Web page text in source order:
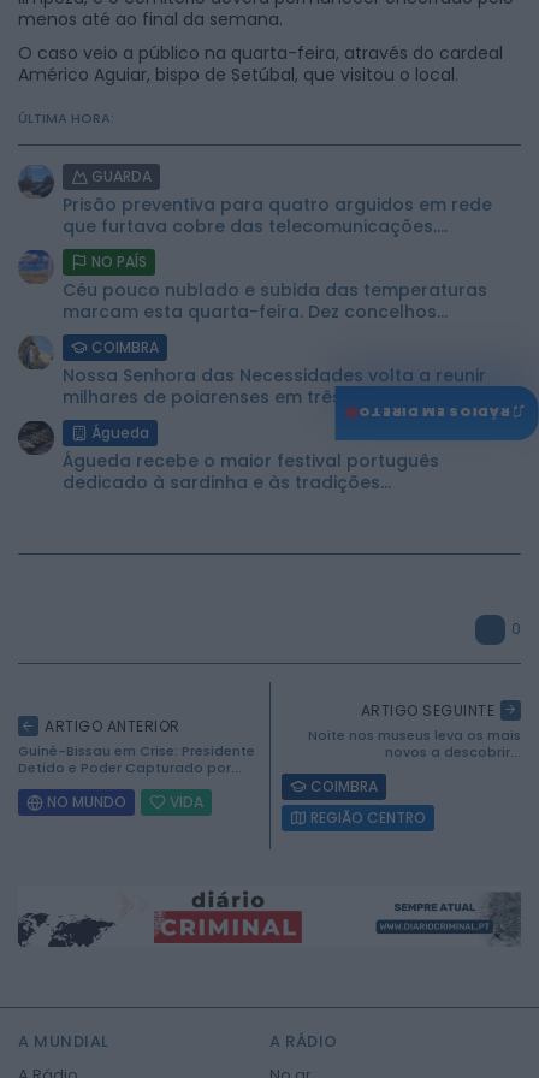
2026 Mundial FM. Todos os direitos reservados.
menos até ao final da semana.
O caso veio a público na quarta-feira, através do cardeal
Américo Aguiar, bispo de Setúbal, que visitou o local.
ÚLTIMA HORA:
GUARDA
Prisão preventiva para quatro arguidos em rede
que furtava cobre das telecomunicações....
NO PAÍS
Céu pouco nublado e subida das temperaturas
marcam esta quarta-feira. Dez concelhos...
COIMBRA
Nossa Senhora das Necessidades volta a reunir
milhares de poiarenses em três...
Águeda
Águeda recebe o maior festival português
dedicado à sardinha e às tradições...
0
ARTIGO ANTERIOR
Guiné-Bissau em Crise: Presidente
Detido e Poder Capturado por...
NO MUNDO VIDA
ARTIGO SEGUINTE
Noite nos museus leva os mais
novos a descobrir...
COIMBRA
REGIÃO CENTRO
A MUNDIAL
A RÁDIO
♫
RÁDIOS EM DIRETO